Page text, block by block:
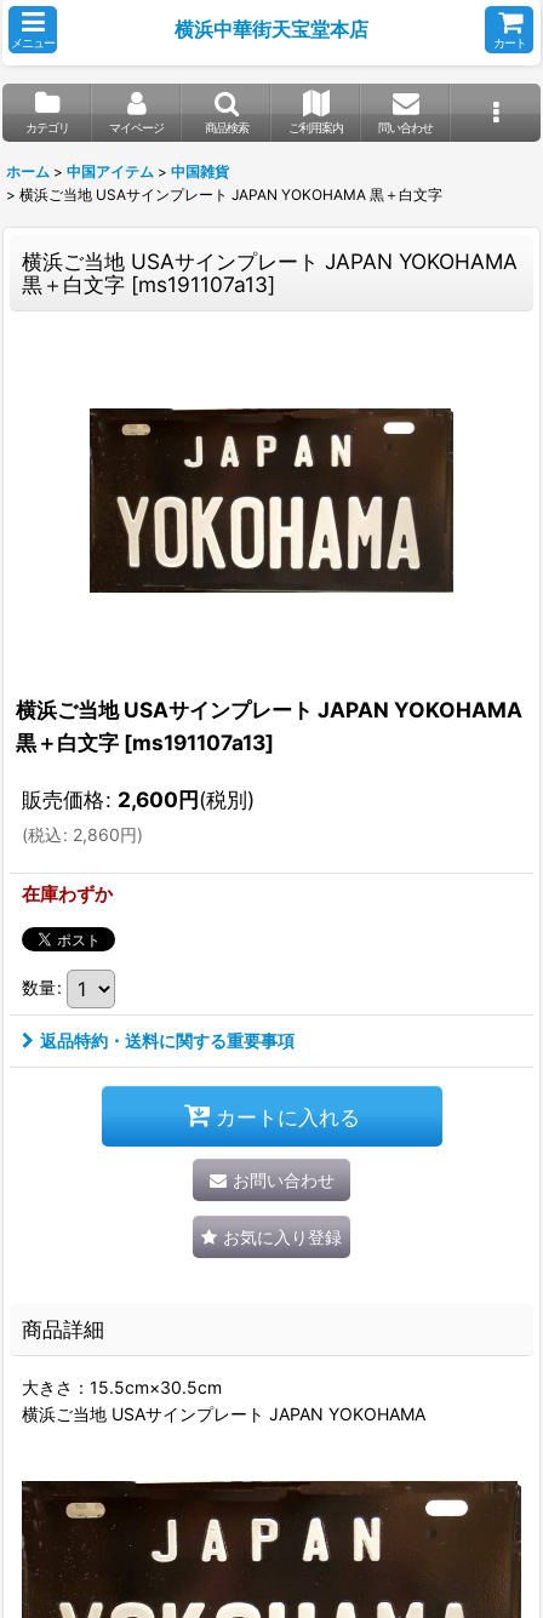
メニュー
横浜中華街天宝堂本店
カート
カテゴリ マイページ 商品検索 ご利用案内 問い合わせ
ホーム > 中国アイテム > 中国雑貨
> 横浜ご当地 USAサインプレート JAPAN YOKOHAMA 黒＋白文字
横浜ご当地 USAサインプレート JAPAN YOKOHAMA
黒＋白文字 [ms191107a13]
横浜ご当地 USAサインプレート JAPAN YOKOHAMA
黒＋白文字 [ms191107a13]
販売価格: 2,600円(税別)
(税込: 2,860円)
在庫わずか
数量:
返品特約・送料に関する重要事項
カートに入れる
お問い合わせ
お気に入り登録
商品詳細
大きさ：15.5cm×30.5cm
横浜ご当地 USAサインプレート JAPAN YOKOHAMA